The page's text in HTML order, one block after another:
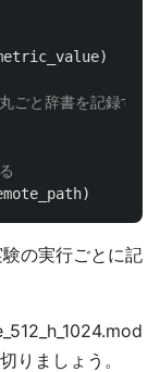
)
)
の実行ごとに記
りましょう。